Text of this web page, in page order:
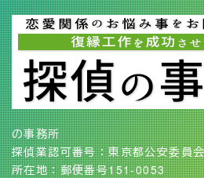
の事務所
探偵業認可番号：東京都公安委員
所在地：郵便番号151-0053